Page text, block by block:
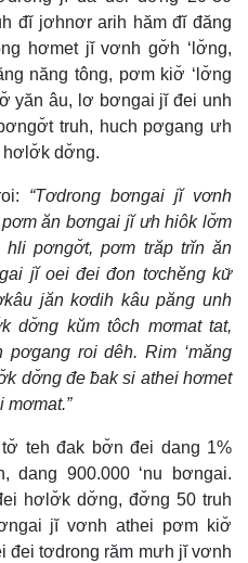
đĭ jơhnơr arih hăm đĭ đăng
hơmet jĭ vơnh gơ̆h ‘lơ̆ng,
năng tông, pơm kiơ̆ ‘lơ̆ng
yăn âu, lơ bơngai jĭ đei unh
truh, huch pơgang ưh
hơlơ̆k dơ̆ng.
“Tơdrong bơngai jĭ vơnh
ăn bơngai jĭ ưh hiôk lơ̆m
hli pơngơ̆t, pơm trăp trĭn ăn
jĭ oei đei đon tơchĕng kư̆
jăn kơdih kâu păng unh
dơ̆ng kŭm tôch mơmat tat,
roi dêh. Rim ‘măng
dơ̆ng đe ƀak si athei hơmet
mơmat.”
teh đak bơ̆n đei dang 1%
900.000 ‘nu bơngai.
hơlơ̆k dơ̆ng, đơ̆ng 50 truh
jĭ vơnh athei pơm kiơ̆
đei tơdrong răm mưh jĭ vơnh